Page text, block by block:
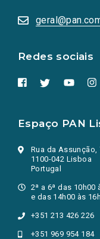
Redes sociais
numa
nova
Espaço PAN
Rua da Assunção,
1100-042 Lisboa
Portugal
2ª a 6ª das 10h00
e das 14h00 às
+351 213 426 226
+351 969 954 184